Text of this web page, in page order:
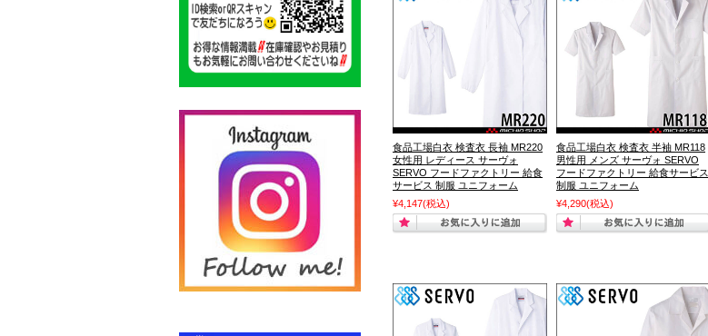
食品工場白衣 検査衣 長袖 MR220
女性用 レディース サーヴォ
SERVO フードファクトリー 給食
サービス 制服 ユニフォーム
¥4,147(税込)
食品工場白衣 検査衣 半袖 MR118
男性用 メンズ サーヴォ SERVO
フードファクトリー 給食サービス
制服 ユニフォーム
¥4,290(税込)